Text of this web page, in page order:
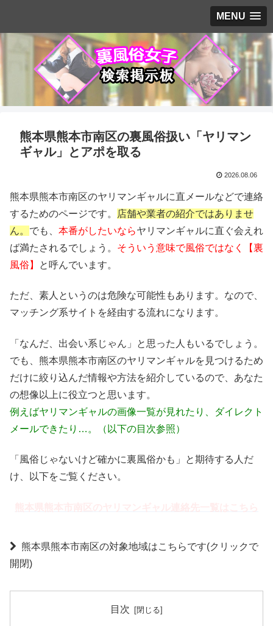
MENU
熊本県熊本市南区の裏風俗扱い「ヤリマン
ギャル」とアポを取る
2026.08.06
熊本県熊本市南区のヤリマンギャルに直メールなどで連絡
するためのページです。
店舗や業者の紹介ではありませ
ん。 でも、 本番がしたいならヤリマンギャルに直ぐ会えれ
ば満たされるでしょう。 そういう意味で風俗ではなく【裏
風俗】
と呼んでいます。
ただ、素人というのは危険な可能性もあります。なので、
マッチング系サイトを経由する流れになります。
「なんだ、出会い系じゃん」と思った人もいるでしょう。
でも、熊本県熊本市南区のヤリマンギャルを見つけるため
だけに絞り込んだ情報や方法を紹介しているので、あなた
の想像以上に役立つと思います。
例えばヤリマンギャルの画像一覧が見れたり、ダイレクト
メールできたり…。（以下の目次参照）
「風俗じゃないけど確かに裏風俗かも」と期待する人だ
け、以下をご覧ください。
熊本県熊本市南区の対象地域はこちらです(クリックで
開閉)
目次